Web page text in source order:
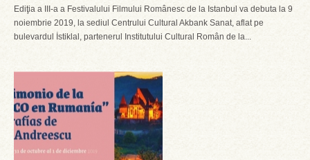
Ediţia a III-a a Festivalului Filmului Românesc de la Istanbul va debuta la 9
noiembrie 2019, la sediul Centrului Cultural Akbank Sanat, aflat pe
bulevardul İstiklal, partenerul Institutului Cultural Român de la...